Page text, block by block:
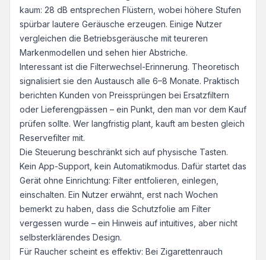
kaum: 28 dB entsprechen Flüstern, wobei höhere Stufen
spürbar lautere Geräusche erzeugen. Einige Nutzer
vergleichen die Betriebsgeräusche mit teureren
Markenmodellen und sehen hier Abstriche.
Interessant ist die Filterwechsel-Erinnerung. Theoretisch
signalisiert sie den Austausch alle 6–8 Monate. Praktisch
berichten Kunden von Preissprüngen bei Ersatzfiltern
oder Lieferengpässen – ein Punkt, den man vor dem Kauf
prüfen sollte. Wer langfristig plant, kauft am besten gleich
Reservefilter mit.
Die Steuerung beschränkt sich auf physische Tasten.
Kein App-Support, kein Automatikmodus. Dafür startet das
Gerät ohne Einrichtung: Filter entfolieren, einlegen,
einschalten. Ein Nutzer erwähnt, erst nach Wochen
bemerkt zu haben, dass die Schutzfolie am Filter
vergessen wurde – ein Hinweis auf intuitives, aber nicht
selbsterklärendes Design.
Für Raucher scheint es effektiv: Bei Zigarettenrauch